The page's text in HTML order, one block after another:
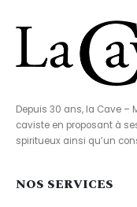
Depuis 30 ans, la Cave –
caviste en proposant à
spiritueux ainsi qu’un
NOS SERVICES